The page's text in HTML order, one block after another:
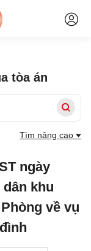
tòa án
Tìm nâng cao
ngày
dân khu
về vụ